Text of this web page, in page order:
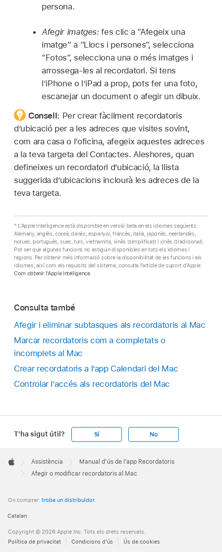
persona.
Afegir imatges:fes clic a “Afegeix una
imatge” a “Llocs i persones”, selecciona
“Fotos”, selecciona una o més imatges i
arrossega‑les al recordatori. Si tens
l’iPhone o l’iPad a prop, pots fer una foto,
escanejar un document o afegir un dibuix.
Consell: Per crear fàcilment recordatoris
d’ubicació per a les adreces que visites sovint,
com ara casa o l’oficina, afegeix aquestes adreces
a la teva targeta del Contactes. Aleshores, quan
defineixes un recordatori d’ubicació, la llista
suggerida d’ubicacions inclourà les adreces de la
teva targeta.
* L’Apple Intelligence està disponible en versió beta en els idiomes següents:
Alemany, anglès, coreà, danès, espanyol, francès, italià, japonès, neerlandès,
noruec, portuguès, suec, turc, vietnamita, xinès (simplificat) i xinès (tradicional).
Pot ser que algunes funcions no estiguin disponibles en tots els idiomes i
regions. Per obtenir més informació sobre la disponibilitat de les funcions i els
idiomes, així com els requisits del sistema, consulta l’article de suport d’Apple
Com obtenir l’Apple Intelligence.
Consulta també
Afegir i eliminar subtasques als recordatoris al Mac
Marcar recordatoris com a completats o
incomplets al Mac
Crear recordatoris a l’app Calendari del Mac
Controlar l’accés als recordatoris del Mac
T'ha sigut útil? Sí No
Footer

Apple
Assistència
Manual d’ús de l’app Recordatoris
Afegir o modificar recordatoris al Mac
On comprar: troba un distribuïdor.
Catalan
Copyright © 2026 Apple Inc. Tots els drets reservats.
Política de privacitat
Condicions d'ús Ús de cookies